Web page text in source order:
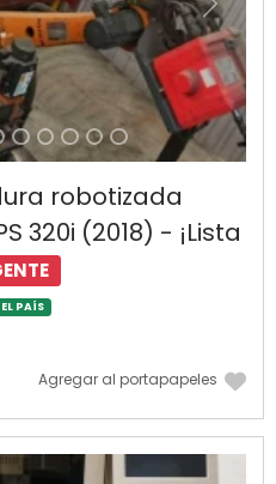
Próximo
robotizada
320i (2018) - ¡Lista
PAÍS
Agregar al portapapeles